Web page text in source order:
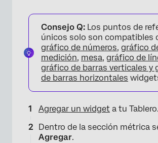
Consejo Q: Los puntos de
únicos solo son compatibles
gráfico de números, gráfico
medición, mesa, gráfico de
gráfico de barras verticales y
de barras horizontales
Agregar un widget a tu Tablero.
Dentro de la sección métrica
Agregar.